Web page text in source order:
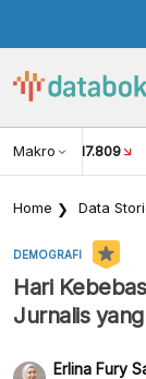
Makro
USD/IDR 17.809
Home Data
DEMOGRAFI
Hari
Jurnalis
Erlina Fury